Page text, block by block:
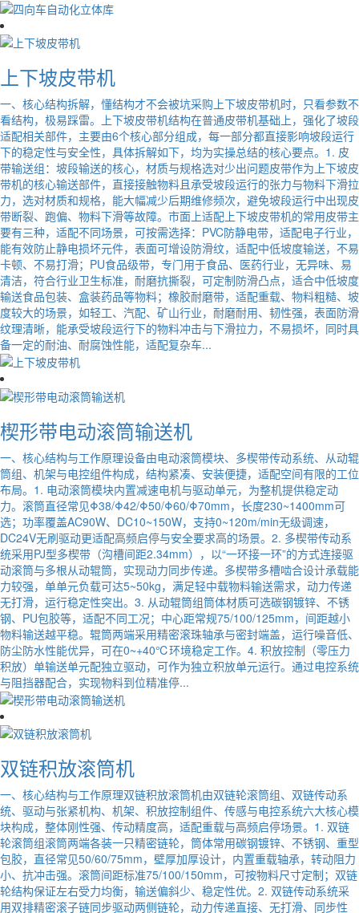
上下坡皮带机
一、核心结构拆解，懂结构才不会被坑采购上下坡皮带机时，只看参数不
看结构，极易踩雷。上下坡皮带机结构在普通皮带机基础上，强化了坡段
适配相关部件，主要由6个核心部分组成，每一部分都直接影响坡段运行
下的稳定性与安全性，具体拆解如下，均为实操总结的核心要点。1. 皮
带输送组：坡段输送的核心，材质与规格选对少出问题皮带作为上下坡皮
带机的核心输送部件，直接接触物料且承受坡段运行的张力与物料下滑拉
力，选对材质和规格，能大幅减少后期维修频次，避免坡段运行中出现皮
带断裂、跑偏、物料下滑等故障。市面上适配上下坡皮带机的常用皮带主
要有三种，适配不同场景，可按需选择：PVC防静电带，适配电子行业，
能有效防止静电损坏元件，表面可增设防滑纹，适配中低坡度输送，不易
卡顿、不易打滑；PU食品级带，专门用于食品、医药行业，无异味、易
清洁，符合行业卫生标准，耐磨抗撕裂，可定制防滑凸点，适合中低坡度
输送食品包装、盒装药品等物料；橡胶耐磨带，适配重载、物料粗糙、坡
度较大的场景，如轻工、汽配、矿山行业，耐磨耐用、韧性强，表面防滑
纹理清晰，能承受坡段运行下的物料冲击与下滑拉力，不易损坏，同时具
备一定的耐油、耐腐蚀性能，适配复杂车...
楔形带电动滚筒输送机
一、核心结构与工作原理设备由电动滚筒模块、多楔带传动系统、从动辊
筒组、机架与电控组件构成，结构紧凑、安装便捷，适配空间有限的工位
布局。1. 电动滚筒模块内置减速电机与驱动单元，为整机提供稳定动
力。滚筒直径常见Φ38/Φ42/Φ50/Φ60/Φ70mm，长度230~1400mm可
选；功率覆盖AC90W、DC10~150W，支持0~120m/min无级调速，
DC24V无刷驱动更适配高频启停与安全要求高的场景。2. 多楔带传动系
统采用PJ型多楔带（沟槽间距2.34mm），以“一环接一环”的方式连接驱
动滚筒与多根从动辊筒，实现动力同步传递。多楔带多槽啮合设计承载能
力较强，单单元负载可达5~50kg，满足轻中载物料输送需求，动力传递
无打滑，运行稳定性突出。3. 从动辊筒组筒体材质可选碳钢镀锌、不锈
钢、PU包胶等，适配不同工况；中心距常规75/100/125mm，间距越小
物料输送越平稳。辊筒两端采用精密滚珠轴承与密封端盖，运行噪音低、
防尘防水性能优异，可在0~+40℃环境稳定工作。4. 积放控制（零压力
积放）单输送单元配独立驱动，可作为独立积放单元运行。通过电控系统
与阻挡器配合，实现物料到位精准停...
双链积放滚筒机
一、核心结构与工作原理双链积放滚筒机由双链轮滚筒组、双链传动系
统、驱动与张紧机构、机架、积放控制组件、传感与电控系统六大核心模
块构成，整体刚性强、传动精度高，适配重载与高频启停场景。1. 双链
轮滚筒组滚筒两端各装一只精密链轮，筒体常用碳钢镀锌、不锈钢、重型
包胶，直径常见50/60/75mm，壁厚加厚设计，内置重载轴承，转动阻力
小、抗冲击强。滚筒间距标准75/100/150mm，可按物料尺寸定制；双链
轮结构保证左右受力均衡，输送偏斜少、稳定性优。2. 双链传动系统采
用双排精密滚子链同步驱动两侧链轮，动力传递直接、无打滑、同步性